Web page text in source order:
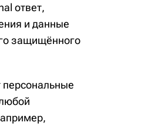
ответ,
и данные
защищённого
персональные